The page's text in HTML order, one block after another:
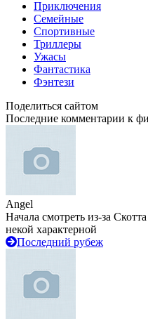
Приключения
Семейные
Спортивные
Триллеры
Ужасы
Фантастика
Фэнтези
Поделиться сайтом
Последние комментарии к
Angel
Начала смотреть из-за
некой характерной
Последний рубеж